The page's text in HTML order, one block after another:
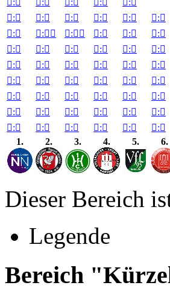
1. 2. 3. 4. 5. 6.
: : : : :
: : : : : :
: : : : : :
: : : : : :
: : : : : :
: : : : : :
: : : : : :
: : : : : :
: : : : : :
Dieser Bereich
Legende
Bereich